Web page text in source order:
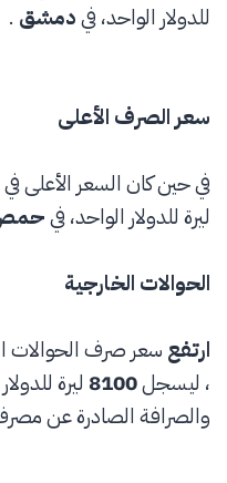
للدولار الواحد، فيدمشق .
سعر الصرف الأعلى
ليرة للدولار الواحد، في
الحوالات الخارجية
ارتفع سعر صرف الحوالات
، ليسجل8100 ليرة
والصرافة الصادرة عن